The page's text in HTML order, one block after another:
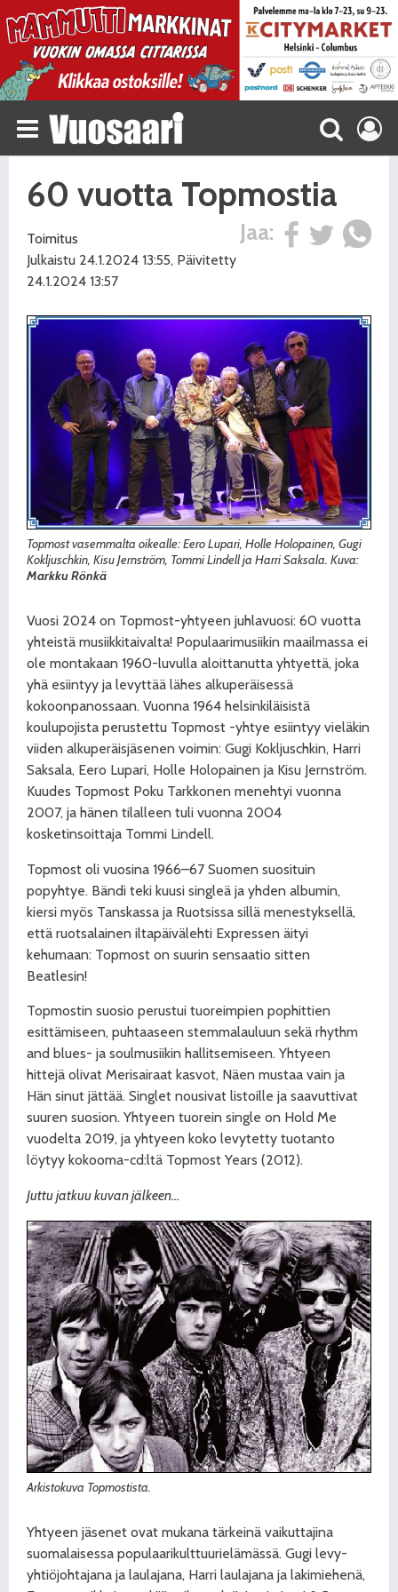
60 vuotta Topmostia
Jaa:
Toimitus
Julkaistu 24.1.2024 13:55, Päivitetty
24.1.2024 13:57
Topmost vasemmalta oikealle: Eero Lupari, Holle Holopainen, Gugi
Kokljuschkin, Kisu Jernström, Tommi Lindell ja Harri Saksala. Kuva:
Markku Rönkä
Vuosi 2024 on Topmost-yhtyeen juhlavuosi: 60 vuotta
yhteistä musiikkitaivalta! Populaarimusiikin maailmassa ei
ole montakaan 1960-luvulla aloittanutta yhtyettä, joka
yhä esiintyy ja levyttää lähes alkuperäisessä
kokoonpanossaan. Vuonna 1964 helsinkiläisistä
koulupojista perustettu Topmost -yhtye esiintyy vieläkin
viiden alkuperäisjäsenen voimin: Gugi Kokljuschkin, Harri
Saksala, Eero Lupari, Holle Holopainen ja Kisu Jernström.
Kuudes Topmost Poku Tarkkonen menehtyi vuonna
2007, ja hänen tilalleen tuli vuonna 2004
kosketinsoittaja Tommi Lindell.
Topmost oli vuosina 1966–67 Suomen suosituin
popyhtye. Bändi teki kuusi singleä ja yhden albumin,
kiersi myös Tanskassa ja Ruotsissa sillä menestyksellä,
että ruotsalainen iltapäivälehti Expressen äityi
kehumaan: Topmost on suurin sensaatio sitten
Beatlesin!
Topmostin suosio perustui tuoreimpien pophittien
esittämiseen, puhtaaseen stemmalauluun sekä rhythm
and blues- ja soulmusiikin hallitsemiseen. Yhtyeen
hittejä olivat Merisairaat kasvot, Näen mustaa vain ja
Hän sinut jättää. Singlet nousivat listoille ja saavuttivat
suuren suosion. Yhtyeen tuorein single on Hold Me
vuodelta 2019, ja yhtyeen koko levytetty tuotanto
löytyy kokooma-cd:ltä Topmost Years (2012).
Juttu jatkuu kuvan jälkeen…
Arkistokuva Topmostista.
Yhtyeen jäsenet ovat mukana tärkeinä vaikuttajina
suomalaisessa populaarikulttuurielämässä. Gugi levy-
yhtiöjohtajana ja laulajana, Harri laulajana ja lakimiehenä,